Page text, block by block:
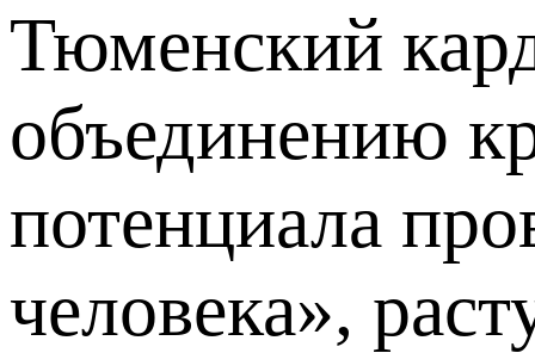
Тюменский
объединению
потенциала
человека»,